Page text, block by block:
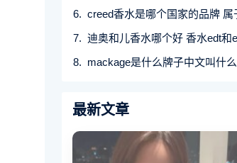
mackage是什么牌子中文叫什么
最新文章